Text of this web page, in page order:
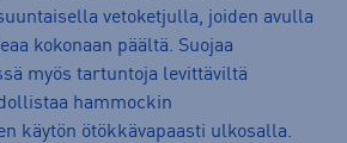
vetoketjulla, joiden avulla
kokonaan päältä. Suojaa
myös tartuntoja levittäviltä
hammockin
käytön ötökkävapaasti ulkosalla.